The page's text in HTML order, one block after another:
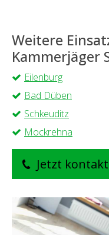
Weitere
Kammerjäger
Eilenburg
Bad Düben
Schkeuditz
Mockrehna
Jetzt